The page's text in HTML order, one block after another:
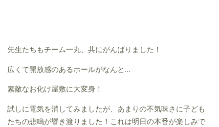
先生たちもチーム一丸、共にがんばりました！
広くて開放感のあるホールがなんと…
素敵なお化け屋敷に大変身！
試しに電気を消してみましたが、あまりの不気味さに子ども
たちの悲鳴が響き渡りました！これは明日の本番が楽しみで